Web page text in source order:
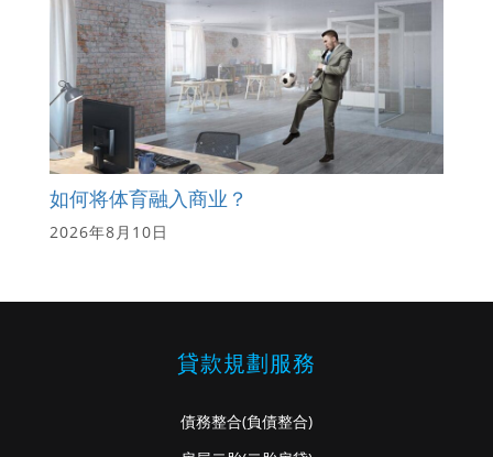
如何将体育融入商业？
2026年8月10日
貸款規劃服務
債務整合(負債整合)